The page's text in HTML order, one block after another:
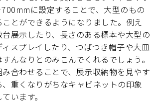
700mmに設定することで、大型のもの
とができるようになりました。例え
展示したり、長さのある標本や大型の
スプレイしたり、つばつき帽子や大皿
んなりとのみこんでくれるでしょう。
合わせることで、展示収納物を見やす
重くなりがちなキャビネットの印象
います。